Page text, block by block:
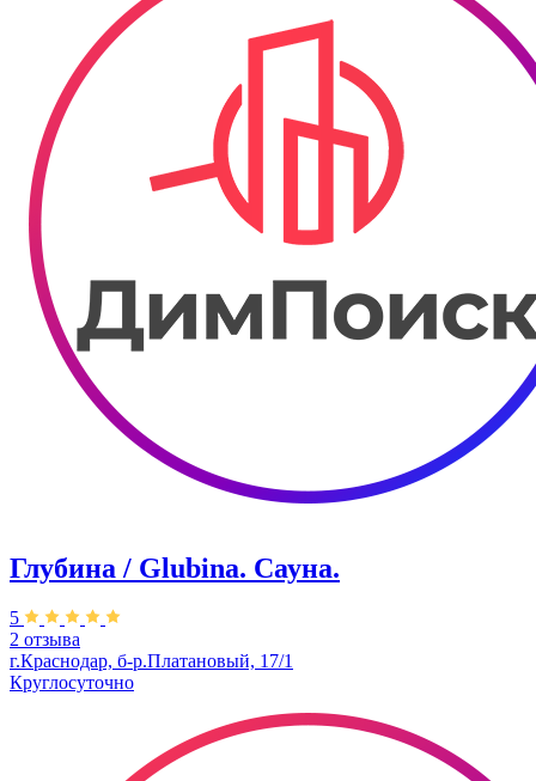
Глубина / Glubina. Сауна.
5
2 отзыва
г.Краснодар, б-р.​Платановый, 17/1
Круглосуточно